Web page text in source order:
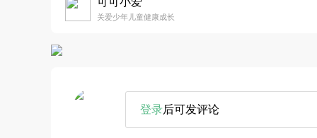
关爱少年儿童健康成长
登录后可发评论